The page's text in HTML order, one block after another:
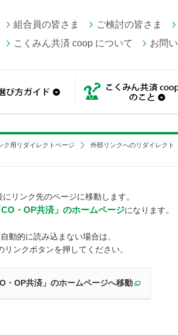
組合員の皆さま ご検討の皆さま
こくみん共済 coop について
お問
ク用リダイレクトページ 外部リンクへのリダイレクト
にリンク先のページに移動します。
・OP共済」のホームページになります。
自動的に読み込まない場合は、
リンクボタンを押してください。
・OP共済」のホームページへ移動